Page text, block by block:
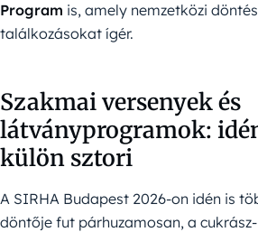
Program is, amely nemzetközi
találkozásokat ígér.
Szakmai versenyek és
látványprogramok:
külön sztori
A SIRHA Budapest 2026-on idén is
döntője fut párhuzamosan, a